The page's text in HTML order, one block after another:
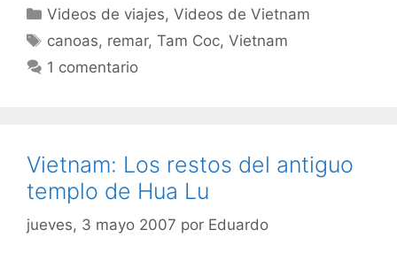
Categorías
Videos de viajes,Videos de Vietnam
Etiquetas
canoas, remar,Tam Coc,Vietnam
1 comentario
Vietnam: Los restos del antiguo
templo de Hua Lu
jueves, 3 mayo 2007 por Eduardo